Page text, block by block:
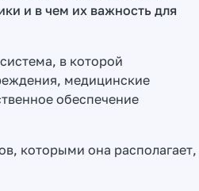
и в чем их важность для
в которой
медицинские
обеспечение
которыми она располагает,